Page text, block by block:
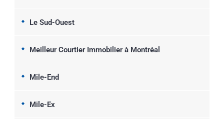
Le Sud-Ouest
Meilleur Courtier Immobilier à Montréal
Mile-End
Mile-Ex